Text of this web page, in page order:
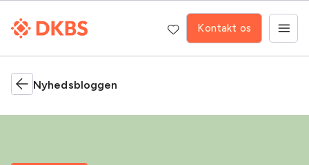
Kontakt os
Nyhedsbloggen